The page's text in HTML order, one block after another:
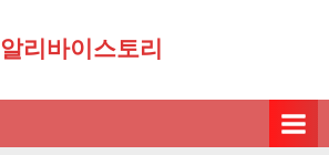
알리바이스토리